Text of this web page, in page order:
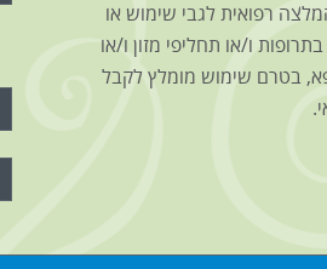
רפואית לגבי שימוש או
ו/או תחליפי מזון ו/או
בטרם שימוש מומלץ לקבל